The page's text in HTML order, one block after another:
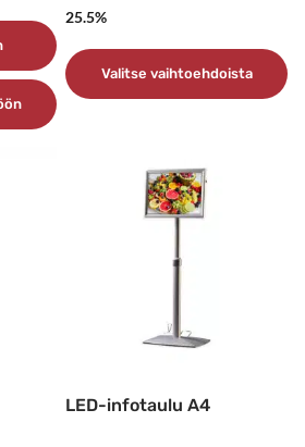
221,44 €
25.5%
Valitse vaihtoehdoista
LED-infotaulu A4